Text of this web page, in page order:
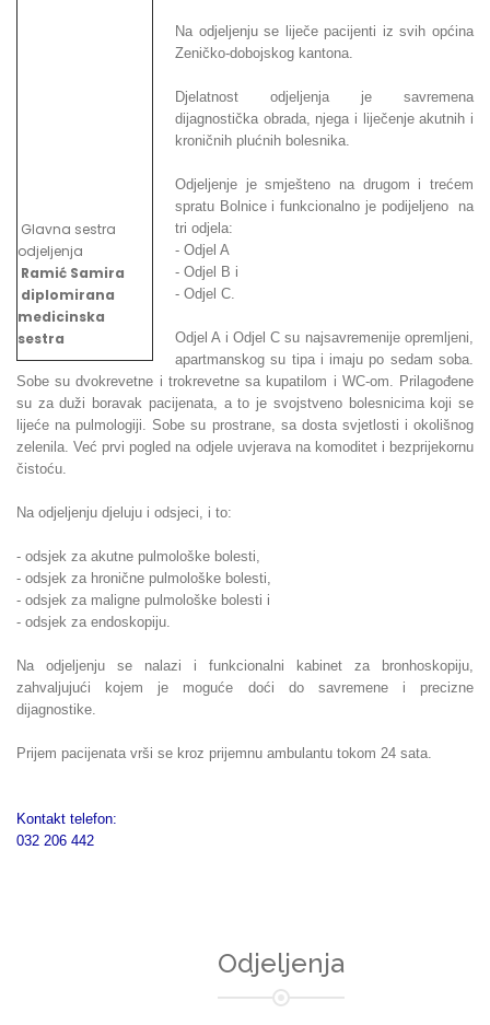
Glavna sestra
odjeljenja
Ramić Samira
diplomirana
medicinska
sestra
Na odjeljenju se liječe pacijenti iz svih općina
Zeničko-dobojskog kantona.
Djelatnost odjeljenja je savremena
dijagnostička obrada, njega i liječenje akutnih i
kroničnih plućnih bolesnika.
Odjeljenje je smješteno na drugom i trećem
spratu Bolnice i funkcionalno je podijeljeno na
tri odjela:
- Odjel A
- Odjel B i
- Odjel C.
Odjel A i Odjel C su najsavremenije opremljeni,
apartmanskog su tipa i imaju po sedam soba.
Sobe su dvokrevetne i trokrevetne sa kupatilom i WC-om. Prilagođene
su za duži boravak pacijenata, a to je svojstveno bolesnicima koji se
lijeće na pulmologiji. Sobe su prostrane, sa dosta svjetlosti i okolišnog
zelenila. Već prvi pogled na odjele uvjerava na komoditet i bezprijekornu
čistoću.
Na odjeljenju djeluju i odsjeci, i to:
- odsjek za akutne pulmološke bolesti,
- odsjek za hronične pulmološke bolesti,
- odsjek za maligne pulmološke bolesti i
- odsjek za endoskopiju.
Na odjeljenju se nalazi i funkcionalni kabinet za bronhoskopiju,
zahvaljujući kojem je moguće doći do savremene i precizne
dijagnostike.
Prijem pacijenata vrši se kroz prijemnu ambulantu tokom 24 sata.
Kontakt telefon:
032 206 442
Odjeljenja